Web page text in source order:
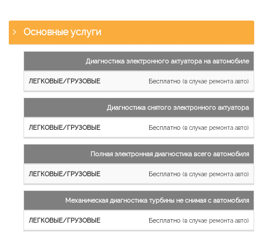
Основные услуги
работы
Легковые
и
Грузовые
автомобили
Диагностика электронного актуатора на автомобиле
Бесплатно (в случае ремонта авто)
Диагностика снятого электронного актуатора
Бесплатно (в случае ремонта авто)
Полная электронная диагностика всего автомобиля
Бесплатно (в случае ремонта авто)
Механическая диагностика турбины не снимая с автомобиля
Бесплатно (в случае ремонта авто)